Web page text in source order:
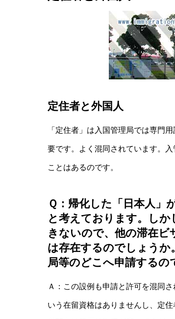
定住者と外国人
「定住者」は入国管理局では専門
要です。よく混同されています。
ことはあるのです。
Ｑ：帰化した「日本人」
と考えております。しか
きないので、他の滞在
は存在するのでしょうか
局等のどこへ申請するの
Ａ：この設例も申請と許可を混同
いう在留資格はありませんし、定